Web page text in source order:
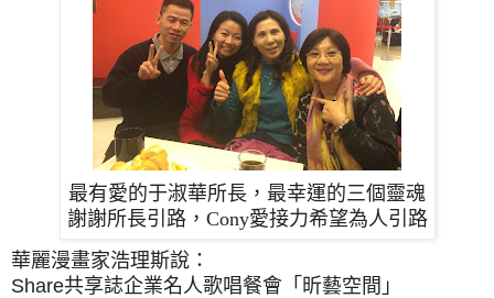
最有愛的于淑華所長，最幸運的三個靈魂
謝謝所長引路，Cony愛接力希望為人引路
華麗漫畫家浩理斯說：
Share共享誌企業名人歌唱餐會「昕藝空間」